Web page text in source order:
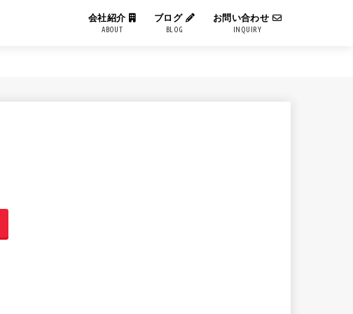
会社紹介
ABOUT
ブログ
BLOG
お問い合わせ
INQUIRY